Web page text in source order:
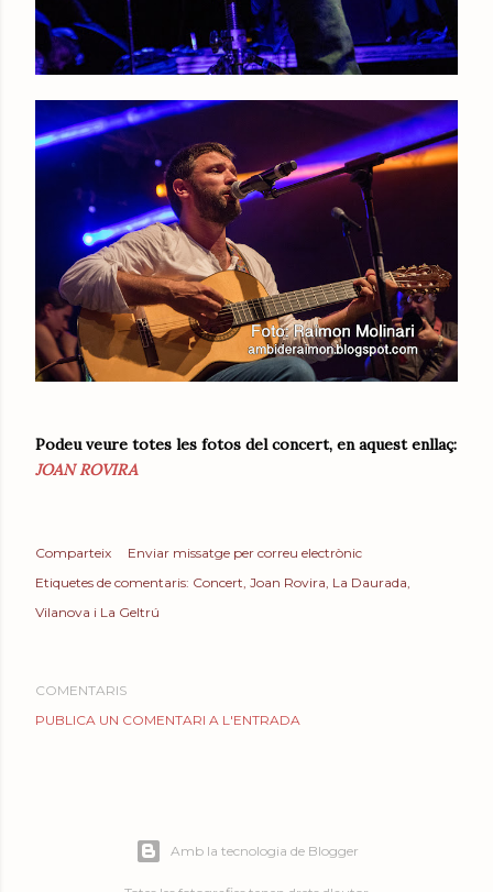
Podeu veure totes les fotos del concert, en aquest enllaç:
JOAN ROVIRA
Comparteix
Enviar missatge per correu electrònic
Etiquetes de comentaris: Concert Joan Rovira La Daurada
Vilanova i La Geltrú
COMENTARIS
PUBLICA UN COMENTARI A L'ENTRADA
Amb la tecnologia de Blogger